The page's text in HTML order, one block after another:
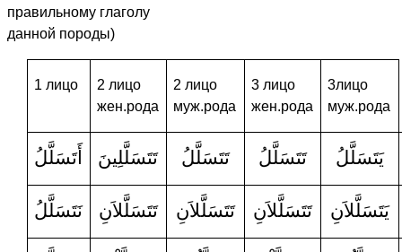
правильному глаголу
данной породы)
1 лицо
2 лицо
жен.рода
2 лицо
муж.рода
3 лицо
жен.рода
3лицо
муж.рода
أَتَسَلَّلُ تَتَسَلَّلِينَ تَتَسَلَّلُ تَتَسَلَّلُ يَتَسَلَّلُ
نَتَسَلَّلُ تَتَسَلَّلاَنِ تَتَسَلَّلاَنِ تَتَسَلَّلاَنِ يَتَسَلَّلاَنِ